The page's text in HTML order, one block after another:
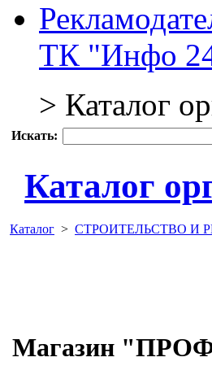
ТК "Инфо
> Каталог
Искать:
Каталог
Каталог > СТРОИТЕЛЬСТВО И
Магазин